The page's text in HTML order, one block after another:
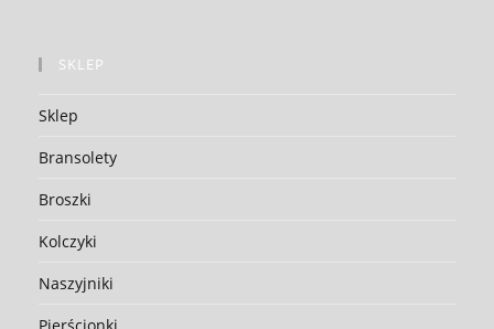
SKLEP
Sklep
Bransolety
Broszki
Kolczyki
Naszyjniki